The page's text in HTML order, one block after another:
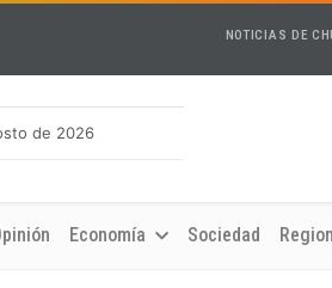
NOTICIAS DE
de 2026
Economía Sociedad